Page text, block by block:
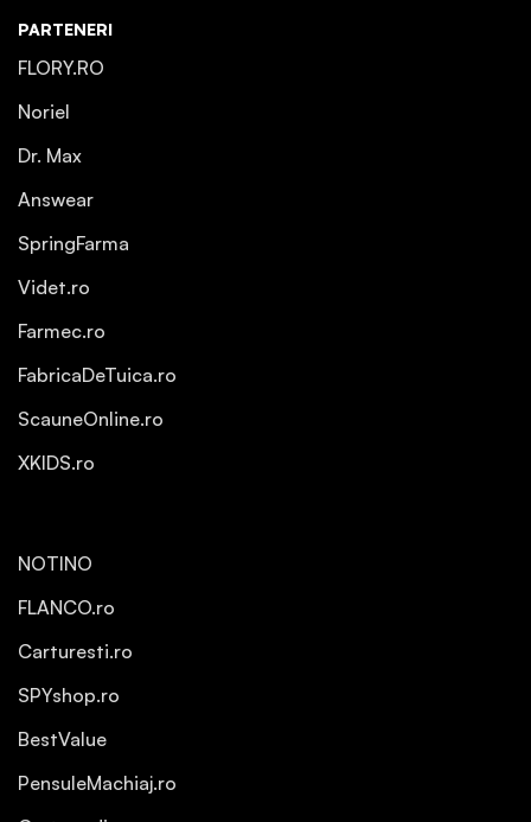
PARTENERI
FLORY.RO
Noriel
Dr. Max
Answear
SpringFarma
Videt.ro
Farmec.ro
FabricaDeTuica.ro
ScauneOnline.ro
XKIDS.ro
NOTINO
FLANCO.ro
Carturesti.ro
SPYshop.ro
BestValue
PensuleMachiaj.ro